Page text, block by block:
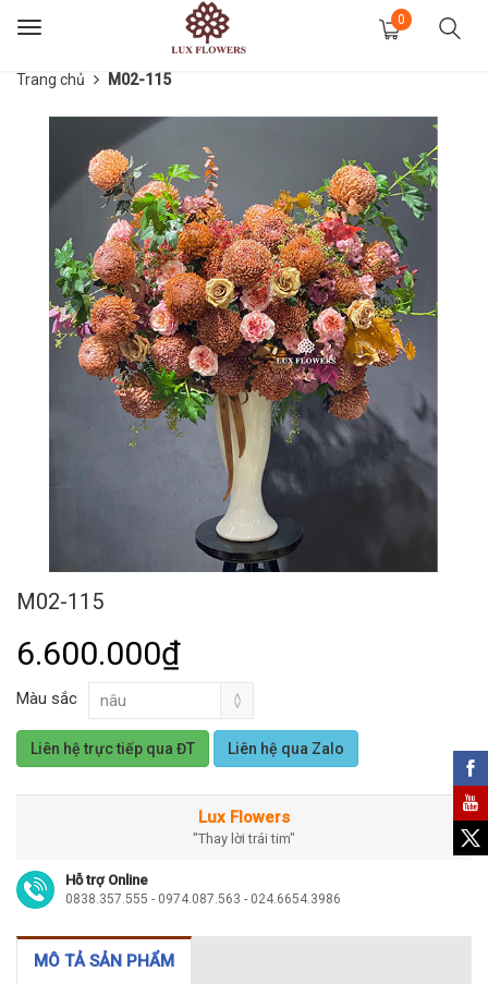
Toggle
0
Trang chủ M02-115
M02-115
6.600.000₫
Màu sắc
Liên hệ trực tiếp qua ĐT Liên hệ qua Zalo
Lux Flowers
"Thay lời trái tim"
Hỗ trợ Online
0838.357.555 - 0974.087.563 - 024.6654.3986
MÔ TẢ SẢN PHẨM